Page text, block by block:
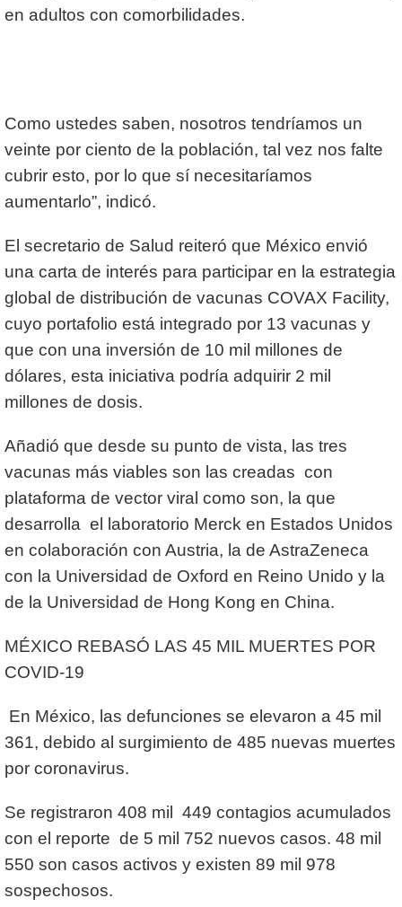
en adultos con comorbilidades.
Como ustedes saben, nosotros tendríamos un
veinte por ciento de la población, tal vez nos falte
cubrir esto, por lo que sí necesitaríamos
aumentarlo”, indicó.
El secretario de Salud reiteró que México envió
una carta de interés para participar en la estrategia
global de distribución de vacunas COVAX Facility,
cuyo portafolio está integrado por 13 vacunas y
que con una inversión de 10 mil millones de
dólares, esta iniciativa podría adquirir 2 mil
millones de dosis.
Añadió que desde su punto de vista, las tres
vacunas más viables son las creadas con
plataforma de vector viral como son, la que
desarrolla el laboratorio Merck en Estados Unidos
en colaboración con Austria, la de AstraZeneca
con la Universidad de Oxford en Reino Unido y la
de la Universidad de Hong Kong en China.
MÉXICO REBASÓ LAS 45 MIL MUERTES POR
COVID-19
En México, las defunciones se elevaron a 45 mil
361, debido al surgimiento de 485 nuevas muertes
por coronavirus.
Se registraron 408 mil 449 contagios acumulados
con el reporte de 5 mil 752 nuevos casos. 48 mil
550 son casos activos y existen 89 mil 978
sospechosos.